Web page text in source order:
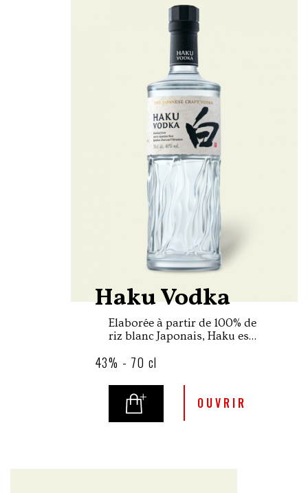
Haku Vodka
Elaborée à partir de 100% de
riz blanc Japonais, Haku est
doux, rond et subtil obtenu
charbon de bambou, un
procédé technique mis au
point par Suntory.
43% - 70 cl
OUVRIR